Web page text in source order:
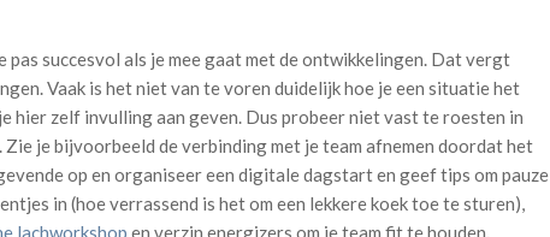
succesvol als je mee gaat met de ontwikkelingen. Dat vergt
Vaak is het niet van te voren duidelijk hoe je een situatie het
hier zelf invulling aan geven. Dus probeer niet vast te roesten in
je bijvoorbeeld de verbinding met je team afnemen doordat het
op en organiseer een digitale dagstart en geef tips om pauze
in (hoe verrassend is het om een lekkere koek toe te sturen),
lachworkshop en verzin energizers om je team fit te houden.